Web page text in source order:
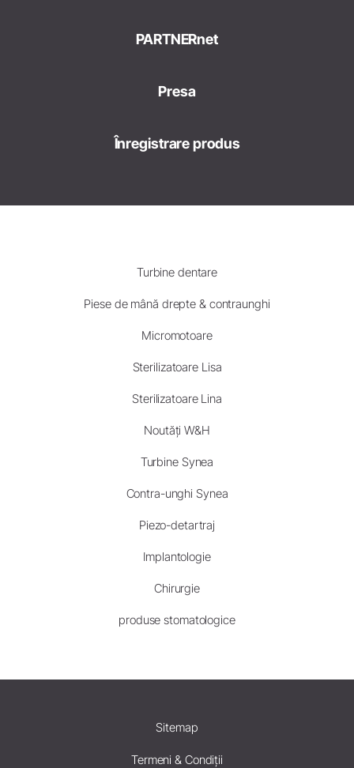
PARTNERnet
Presa
Înregistrare produs
Turbine dentare
Piese de mână drepte & contraunghi
Micromotoare
Sterilizatoare Lisa
Sterilizatoare Lina
Noutăți W&H
Turbine Synea
Contra-unghi Synea
Piezo-detartraj
Implantologie
Chirurgie
produse stomatologice
Sitemap
Termeni & Condiții